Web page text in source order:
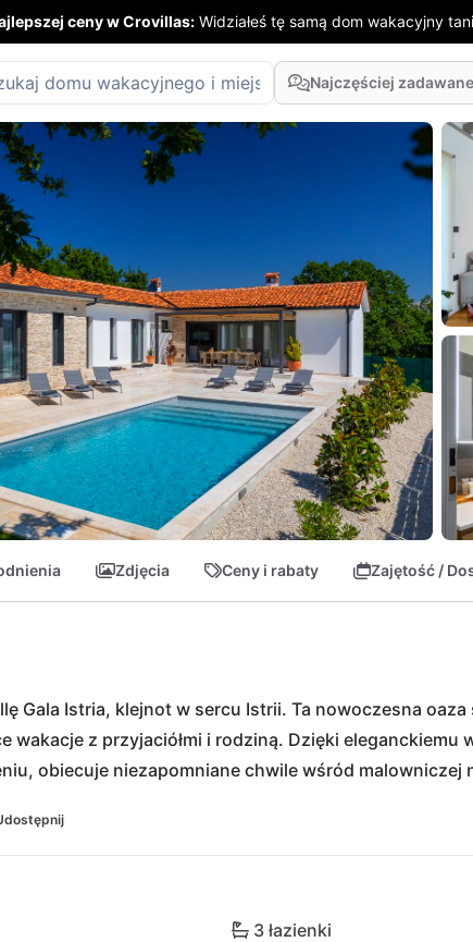
ceny w Crovillas: Widziałeś tę samą dom wakacyjny
Najczęściej
Zdjęcia Ceny i rabaty Zajętość /
Gala Istria, klejnot w sercu Istrii. Ta nowoczesna
wakacje z przyjaciółmi i rodziną. Dzięki eleganckiemu
obiecuje niezapomniane chwile wśród malowniczej
od lokalnych sklepów spożywczych z istryjskimi
tradycyjne smakołyki. Odkryj historyczny Pazin
pobliskich plaż w Poreču, Vrsarze i Rovinj. Daj się
Učka lub doświadcz pulsującego życia w Puli
od twojej prywatnej oazy spokoju. Willa Gala Istria to
3 łazienki